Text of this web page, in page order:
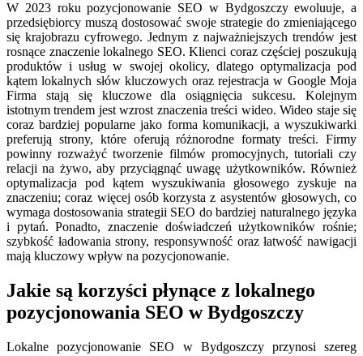
W 2023 roku pozycjonowanie SEO w Bydgoszczy ewoluuje, a
przedsiębiorcy muszą dostosować swoje strategie do zmieniającego
się krajobrazu cyfrowego. Jednym z najważniejszych trendów jest
rosnące znaczenie lokalnego SEO. Klienci coraz częściej poszukują
produktów i usług w swojej okolicy, dlatego optymalizacja pod
kątem lokalnych słów kluczowych oraz rejestracja w Google Moja
Firma stają się kluczowe dla osiągnięcia sukcesu. Kolejnym
istotnym trendem jest wzrost znaczenia treści wideo. Wideo staje się
coraz bardziej popularne jako forma komunikacji, a wyszukiwarki
preferują strony, które oferują różnorodne formaty treści. Firmy
powinny rozważyć tworzenie filmów promocyjnych, tutoriali czy
relacji na żywo, aby przyciągnąć uwagę użytkowników. Również
optymalizacja pod kątem wyszukiwania głosowego zyskuje na
znaczeniu; coraz więcej osób korzysta z asystentów głosowych, co
wymaga dostosowania strategii SEO do bardziej naturalnego języka
i pytań. Ponadto, znaczenie doświadczeń użytkowników rośnie;
szybkość ładowania strony, responsywność oraz łatwość nawigacji
mają kluczowy wpływ na pozycjonowanie.
Jakie są korzyści płynące z lokalnego
pozycjonowania SEO w Bydgoszczy
Lokalne pozycjonowanie SEO w Bydgoszczy przynosi szereg